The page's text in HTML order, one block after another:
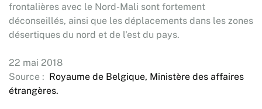
frontalières avec le Nord-Mali sont fortement
déconseillés, ainsi que les déplacements dans les zones
désertiques du nord et de l'est du pays.
22 mai 2018
Source : Royaume de Belgique, Ministère des affaires
étrangères.